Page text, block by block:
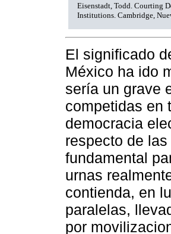
Eisenstadt, Todd. Courting
Institutions. Cambridge,
El significado
México ha ido
sería un grave
competidas en
democracia
respecto de
fundamental
urnas
contienda, en
paralelas,
por